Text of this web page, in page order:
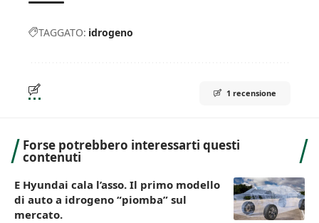
TAGGATO: idrogeno
1 recensione
Forse potrebbero interessarti questi
contenuti
E Hyundai cala l’asso. Il primo modello
di auto a idrogeno “piomba” sul
mercato.